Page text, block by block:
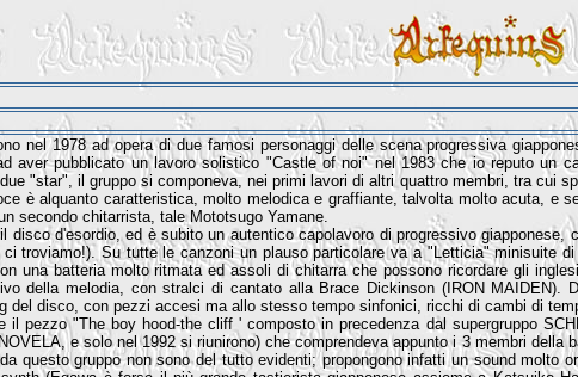
nel 1978 ad opera di due famosi personaggi delle scena progressiva
aver pubblicato un lavoro solistico "Castle of noi" nel 1983 che io reputo un
"star", il gruppo si componeva, nei primi lavori di altri quattro membri, tra cui
è alquanto caratteristica, molto melodica e graffiante, talvolta molto acuta, e
secondo chitarrista, tale Mototsugo Yamane.
disco d'esordio, ed è subito un autentico capolavoro di progressivo
troviamo!). Su tutte le canzoni un plauso particolare va a "Letticia" minisuite
una batteria molto ritmata ed assoli di chitarra che possono ricordare gli
della melodia, con stralci di cantato alla Brace Dickinson (IRON MAIDEN).
del disco, con pezzi accesi ma allo stesso tempo sinfonici, ricchi di cambi di
il pezzo "The boy hood-the cliff ' composto in precedenza dal supergruppo
e solo nel 1992 si riunirono) che comprendeva appunto i 3 membri
questo gruppo non sono del tutto evidenti; propongono infatti un sound molto